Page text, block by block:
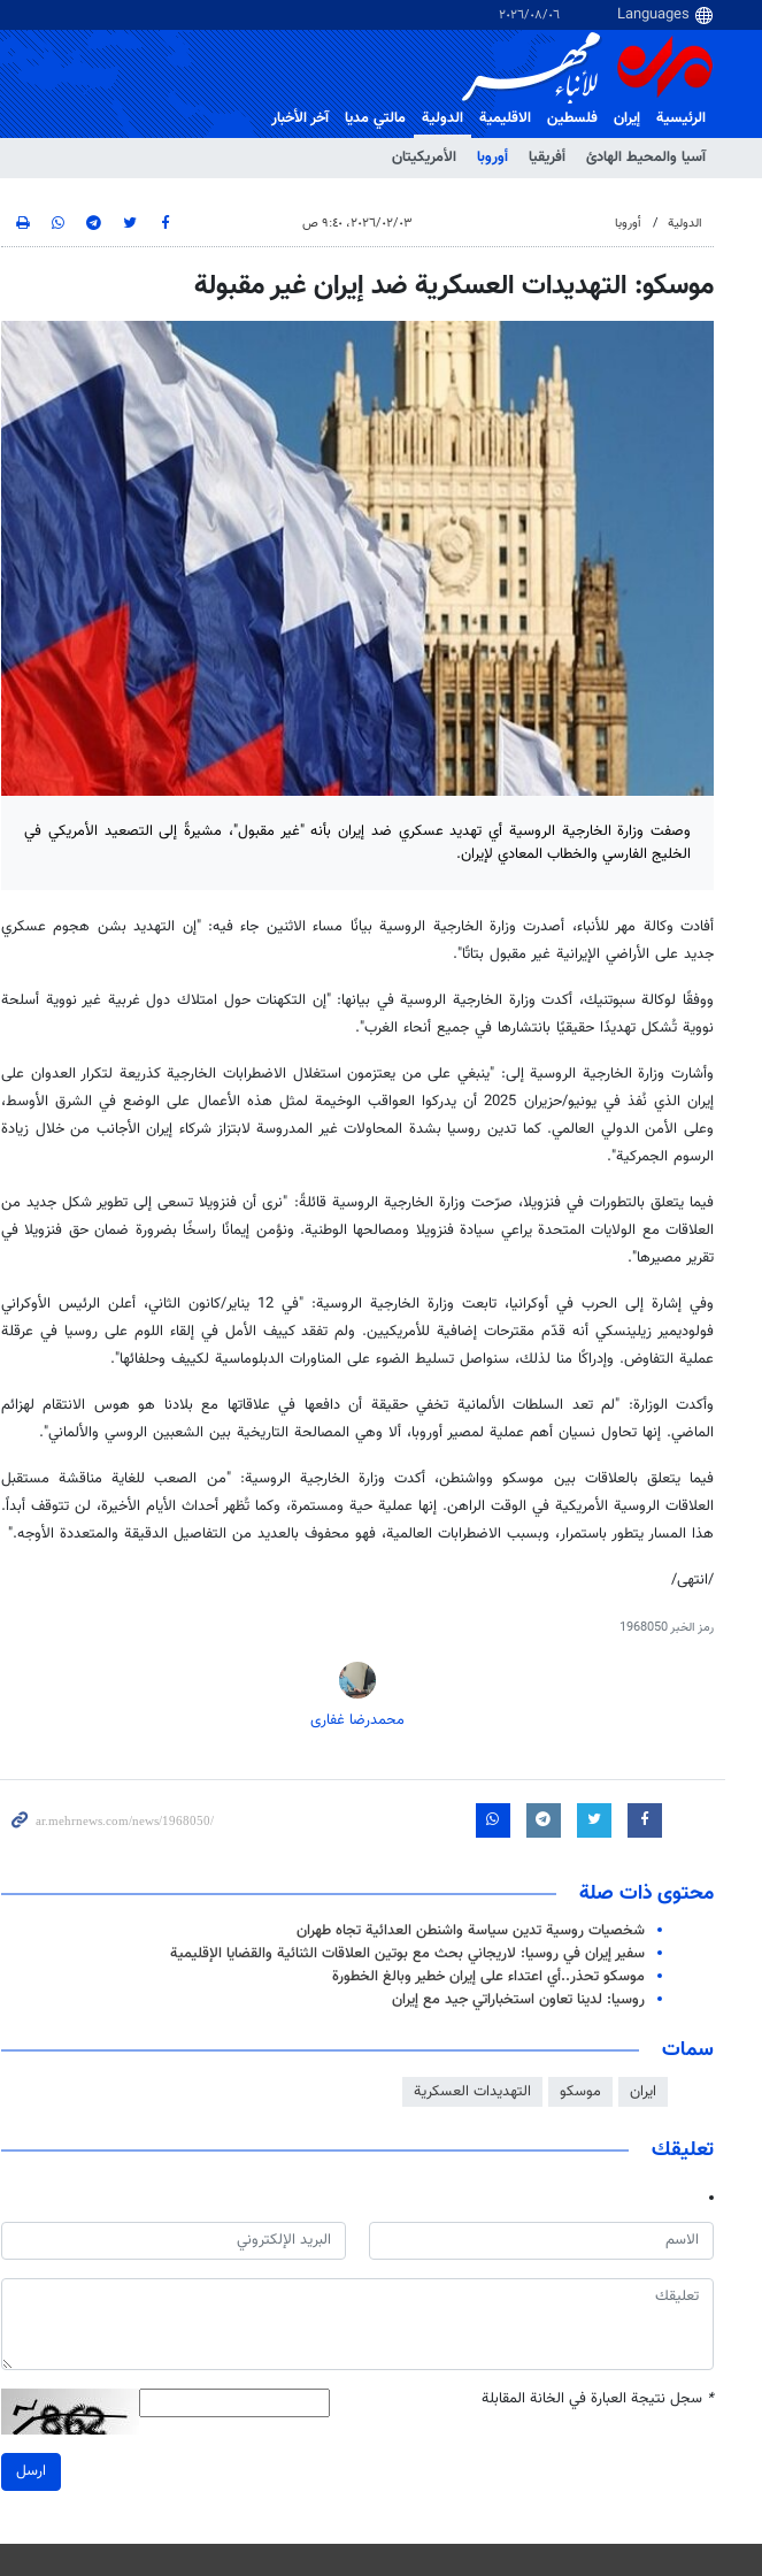
٠٦‏/٠٨‏/٢٠٢٦
الرئيسية إيران فلسطین الاقلیمیة
الدولية
آسيا والمحيط الهادئ
أفريقيا أوروبا الأمريكيتان
مالتي مدیا آخر الأخبار
الدولية أوروبا ٠٣‏/٠٢‏/٢٠٢٦، ٩:٤٠ ص
موسكو: التهديدات العسكرية ضد إيران غير مقبولة
وصفت وزارة الخارجية الروسية أي تهديد عسكري ضد إيران بأنه "غير مقبول"، مشيرةً إلى التصعيد الأمريكي في
الخليج الفارسي والخطاب المعادي لإيران.
أفادت وكالة مهر للأنباء، أصدرت وزارة الخارجية الروسية بيانًا مساء الاثنين جاء فيه: "إن التهديد بشن هجوم عسكري
جديد على الأراضي الإيرانية غير مقبول بتاتًا".
ووفقًا لوكالة سبوتنيك، أكدت وزارة الخارجية الروسية في بيانها: "إن التكهنات حول امتلاك دول غربية غير نووية أسلحة
نووية تُشكل تهديدًا حقيقيًا بانتشارها في جميع أنحاء الغرب".
وأشارت وزارة الخارجية الروسية إلى: "ينبغي على من يعتزمون استغلال الاضطرابات الخارجية كذريعة لتكرار العدوان على
إيران الذي نُفذ في يونيو/حزيران 2025 أن يدركوا العواقب الوخيمة لمثل هذه الأعمال على الوضع في الشرق الأوسط،
وعلى الأمن الدولي العالمي. كما تدين روسيا بشدة المحاولات غير المدروسة لابتزاز شركاء إيران الأجانب من خلال زيادة
الرسوم الجمركية".
فيما يتعلق بالتطورات في فنزويلا، صرّحت وزارة الخارجية الروسية قائلةً: "نرى أن فنزويلا تسعى إلى تطوير شكل جديد من
العلاقات مع الولايات المتحدة يراعي سيادة فنزويلا ومصالحها الوطنية. ونؤمن إيمانًا راسخًا بضرورة ضمان حق فنزويلا في
تقرير مصيرها".
وفي إشارة إلى الحرب في أوكرانيا، تابعت وزارة الخارجية الروسية: "في 12 يناير/كانون الثاني، أعلن الرئيس الأوكراني
فولوديمير زيلينسكي أنه قدّم مقترحات إضافية للأمريكيين. ولم تفقد كييف الأمل في إلقاء اللوم على روسيا في عرقلة
عملية التفاوض. وإدراكًا منا لذلك، سنواصل تسليط الضوء على المناورات الدبلوماسية لكييف وحلفائها".
وأكدت الوزارة: "لم تعد السلطات الألمانية تخفي حقيقة أن دافعها في علاقاتها مع بلادنا هو هوس الانتقام لهزائم
الماضي. إنها تحاول نسيان أهم عملية لمصير أوروبا، ألا وهي المصالحة التاريخية بين الشعبين الروسي والألماني".
فيما يتعلق بالعلاقات بين موسكو وواشنطن، أكدت وزارة الخارجية الروسية: "من الصعب للغاية مناقشة مستقبل
العلاقات الروسية الأمريكية في الوقت الراهن. إنها عملية حية ومستمرة، وكما تُظهر أحداث الأيام الأخيرة، لن تتوقف أبداً.
هذا المسار يتطور باستمرار، وبسبب الاضطرابات العالمية، فهو محفوف بالعديد من التفاصيل الدقيقة والمتعددة الأوجه."
/انتهى/
رمز الخبر1968050
محمدرضا غفاری
محتوى ذات صلة
شخصيات روسية تدين سياسة واشنطن العدائية تجاه طهران
سفير إيران في روسيا: لاريجاني بحث مع بوتين العلاقات الثنائية والقضايا الإقليمية
موسكو تحذر..أي اعتداء على إيران خطير وبالغ الخطورة
روسيا: لدينا تعاون استخباراتي جيد مع إيران
سمات
ايران موسكو التهديدات العسكرية
تعليقك
* سجل نتيجة العبارة في الخانة المقابلة
ارسل